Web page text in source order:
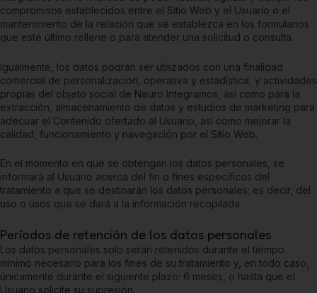
compromisos establecidos entre el Sitio Web y el Usuario o el
mantenimiento de la relación que se establezca en los formularios
que este último rellene o para atender una solicitud o consulta.
Igualmente, los datos podrán ser utilizados con una finalidad
comercial de personalización, operativa y estadística, y actividades
propias del objeto social de Neuro Integramos , así como para la
extracción, almacenamiento de datos y estudios de marketing para
adecuar el Contenido ofertado al Usuario, así como mejorar la
calidad, funcionamiento y navegación por el Sitio Web.
En el momento en que se obtengan los datos personales, se
informará al Usuario acerca del fin o fines específicos del
tratamiento a que se destinarán los datos personales; es decir, del
uso o usos que se dará a la información recopilada.
Períodos de retención de los datos personales
Los datos personales solo serán retenidos durante el tiempo
mínimo necesario para los fines de su tratamiento y, en todo caso,
únicamente durante el siguiente plazo: 6 meses , o hasta que el
Usuario solicite su supresión.